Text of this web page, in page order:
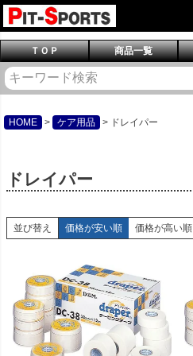
ＴＯＰ 商品一覧
HOME ケア用品 ドレイパー
ドレイパー
並び替え 価格が安い順 価格が高い順